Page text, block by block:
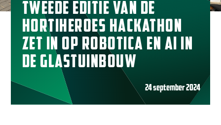
TWEEDE EDITIE VAN DE
HORTIHEROES HACKATHON
ZET IN OP ROBOTICA EN AI IN
DE GLASTUINBOUW
24 september 2024